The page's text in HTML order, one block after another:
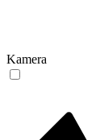
Kamera